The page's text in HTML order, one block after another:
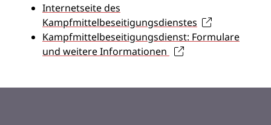
Internetseite des
Kampfmittelbeseitigungsdienstes
Kampfmittelbeseitigungsdienst: Formulare
und weitere Informationen